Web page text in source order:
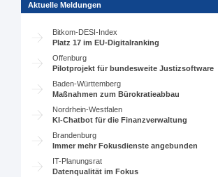
Aktuelle Meldungen
Bitkom-DESI-Index
Platz 17 im EU-Digitalranking
Offenburg
Pilotprojekt für bundesweite Justizsoftware
Baden-Württemberg
Maßnahmen zum Bürokratieabbau
Nordrhein-Westfalen
KI-Chatbot für die Finanzverwaltung
Brandenburg
Immer mehr Fokusdienste angebunden
IT-Planungsrat
Datenqualität im Fokus